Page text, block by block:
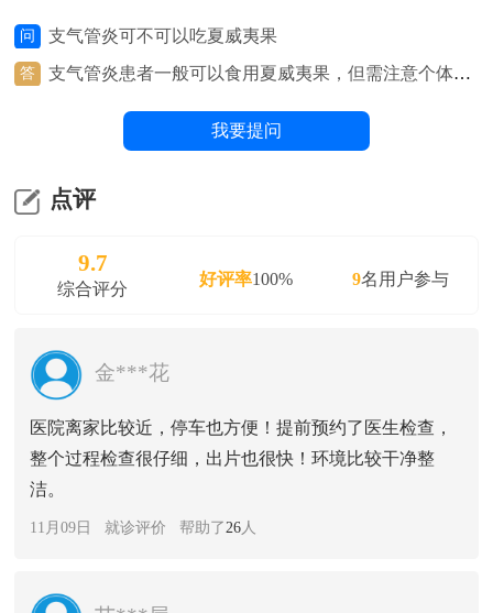
的，医生可能会考虑使用抗生素来治疗。细菌感染通常
表现为支气管炎的急性加重，伴有黏稠的痰、发热、咳
嗽等症状。在这种情况下，抗生素可以帮助清除细菌感
都需要使用抗生素。许多支气管炎是由病毒感染引起
的，此时抗生素无法治疗病毒感染。在这种情况下，医
等，来缓解症状。
问 支气管炎可不可以吃夏威夷果
答
支气管炎患者一般可以食用夏威夷果，但需注意个体差
维，有助于提供能量和营养。然而，有些人可能对坚果
过敏，或者夏威夷果可能会引起消化不良或过敏反应。
体质来判断是否适合食用，并在食用时注意适量，避免
食用过量。
我要提问
点评
9.7
综合评分 好评率100% 9名用户参与
金***花
医院离家比较近，停车也方便！提前预约了医生检查，
整个过程检查很仔细，出片也很快！环境比较干净整
洁。
11月09日 就诊评价 帮助了26人